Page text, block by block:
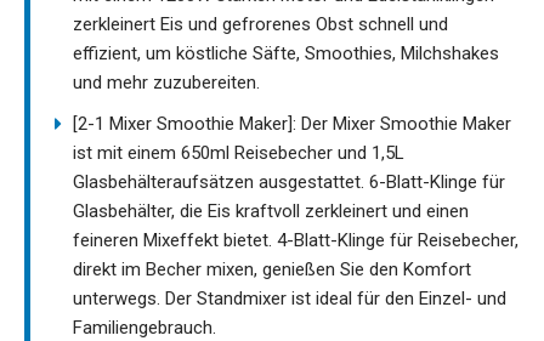
zerkleinert Eis und gefrorenes Obst schnell und
effizient, um köstliche Säfte, Smoothies, Milchshakes
und mehr zuzubereiten.
[2-1 Mixer Smoothie Maker]: Der Mixer Smoothie Maker
ist mit einem 650ml Reisebecher und 1,5L
Glasbehälteraufsätzen ausgestattet. 6-Blatt-Klinge für
Glasbehälter, die Eis kraftvoll zerkleinert und einen
feineren Mixeffekt bietet. 4-Blatt-Klinge für Reisebecher,
direkt im Becher mixen, genießen Sie den Komfort
unterwegs. Der Standmixer ist ideal für den Einzel- und
Familiengebrauch.